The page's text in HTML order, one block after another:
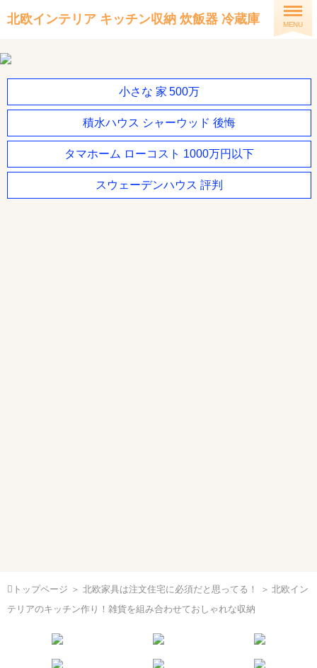
北欧インテリア キッチン収納 炊飯器 冷蔵庫 MENU
小さな 家 500万
積水ハウス シャーウッド 後悔
タマホーム ローコスト 1000万円以下
スウェーデンハウス 評判
トップページ ＞ 北欧家具は注文住宅に必須だと思ってる！
＞ 北欧イン
テリアのキッチン作り！雑貨を組み合わせておしゃれな収納